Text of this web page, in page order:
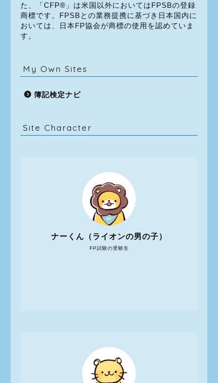
た、「CFP®」は米国以外においてはFPSBの登録
商標です。FPSBとの業務提携に基づき日本国内に
おいては、日本FP協会が商標の使用を認めていま
す。
My Own Sites
簿記検定ナビ
Site Character
FP試験の受験生
ナーくん（ライオンの男の子）